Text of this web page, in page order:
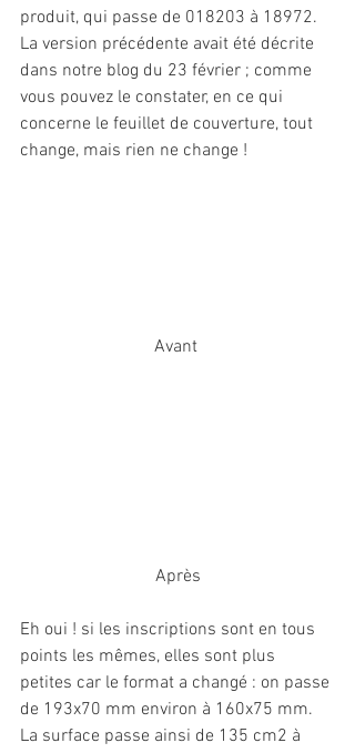
produit, qui passe de 018203 à 18972.
La version précédente avait été décrite
dans notre blog du 23 février ; comme
vous pouvez le constater, en ce qui
concerne le feuillet de couverture, tout
change, mais rien ne change !
Avant
Après
Eh oui ! si les inscriptions sont en tous
points les mêmes, elles sont plus
petites car le format a changé : on passe
de 193x70 mm environ à 160x75 mm.
La surface passe ainsi de 135 cm2 à